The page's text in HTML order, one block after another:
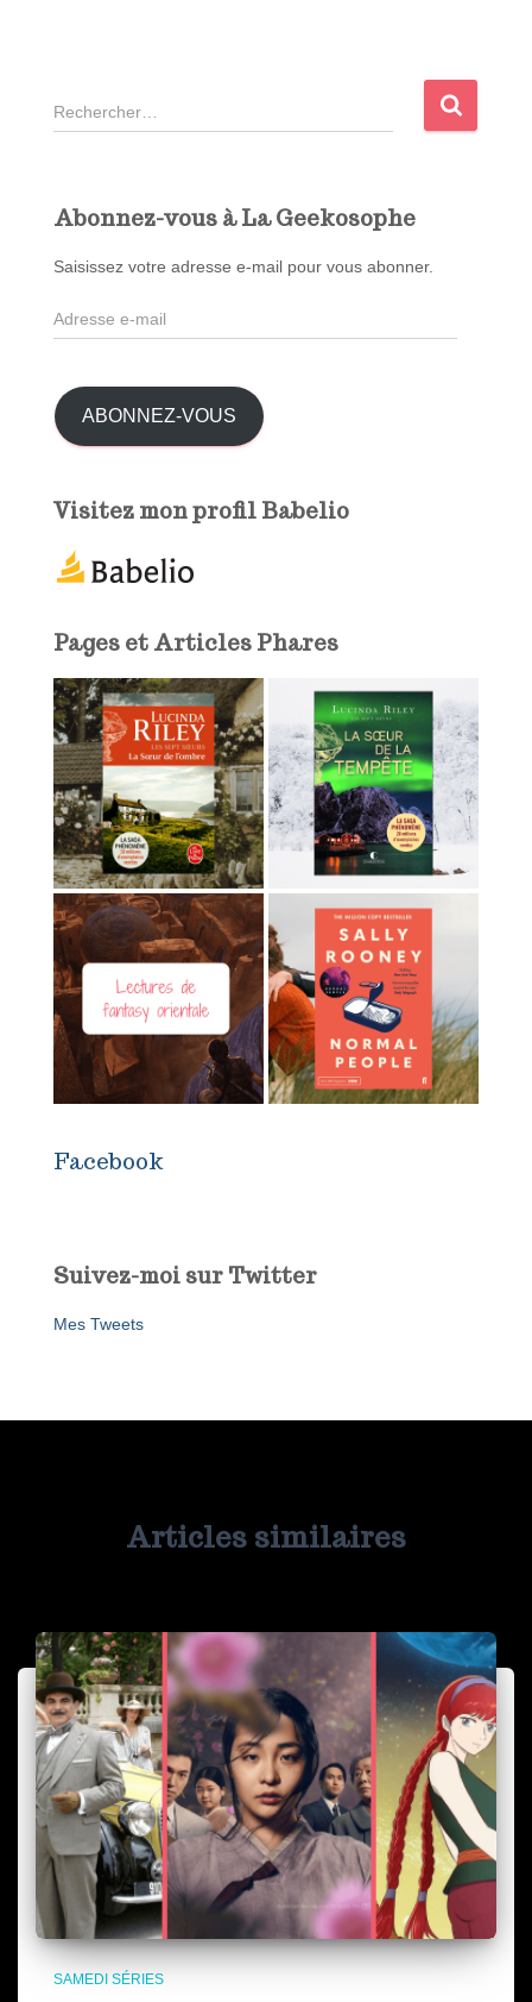
R
e
r
c
e
r
Abonnez-vous à La Geekosophe
Saisissez votre adresse e-mail pour vous abonner.
A
d
s
s
a
ABONNEZ-VOUS
Visitez mon profil Babelio
Pages et Articles Phares
Facebook
Suivez-moi sur Twitter
Mes Tweets
Articles similaires
SAMEDI SÉRIES